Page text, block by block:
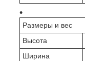
Размеры и вес
Высота
Ширина